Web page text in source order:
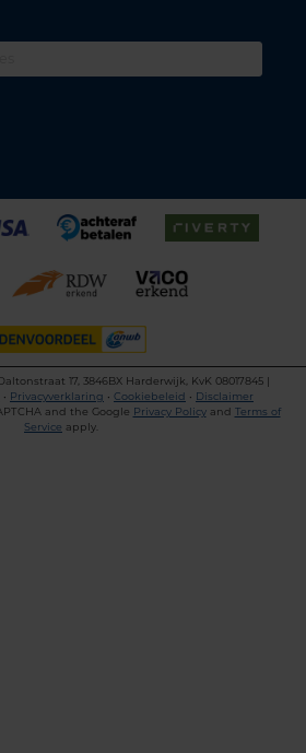
17, 3846BX Harderwijk, KvK 08017845 |
• Privacyverklaring • Cookiebeleid • Disclaimer
and the Google Privacy Policyand Terms of
Service apply.